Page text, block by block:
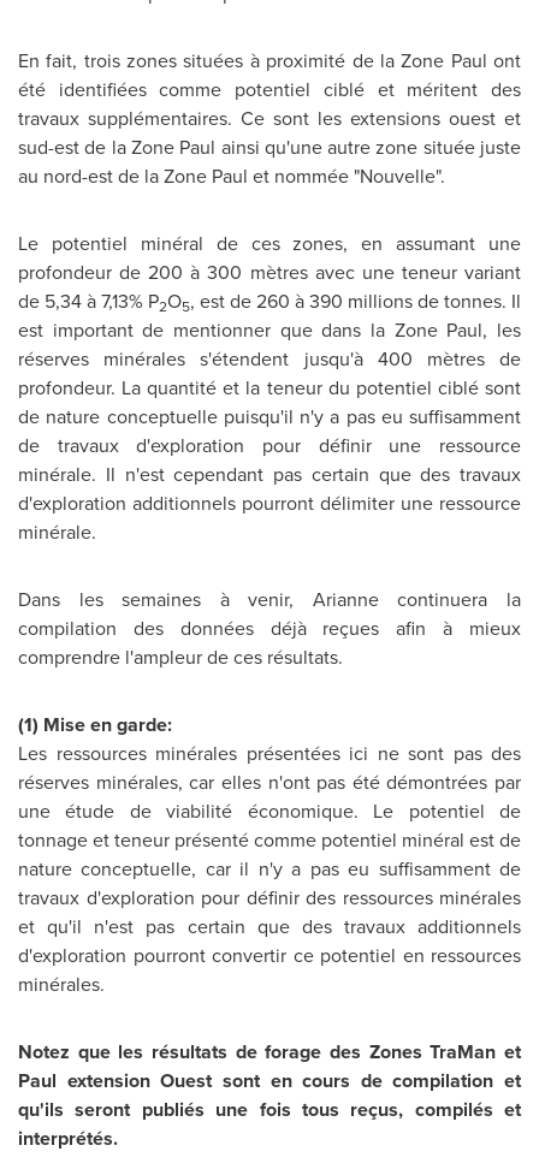
En fait, trois zones situées à proximité de la Zone Paul ont
été identifiées comme potentiel ciblé et méritent des
travaux supplémentaires. Ce sont les extensions ouest et
sud-est de la Zone Paul ainsi qu'une autre zone située juste
au nord-est de la Zone Paul et nommée "Nouvelle".
Le potentiel minéral de ces zones, en assumant une
profondeur de 200 à 300 mètres avec une teneurvariant
de 5,34 à 7,13% P2O5, est de 260 à 390 millions de tonnes. Il
est important de mentionner que dans la Zone Paul, les
réserves minérales s'étendent jusqu'à 400 mètres de
profondeur. La quantité et la teneurdu potentiel ciblé sont
de nature conceptuelle puisqu'il n'y a pas eu suffisamment
de travaux d'exploration pour définir une ressource
minérale. Il n'est cependant pas certain que des travaux
d'exploration additionnels pourront délimiter une ressource
minérale.
Dans les semaines à venir, Arianne continuera la
compilation des données déjà reçues afin à mieux
comprendre l'ampleur de ces résultats.
(1) Mise en garde:
Les ressources minérales présentées ici ne sont pas des
réserves minérales, car elles n'ont pas été démontrées par
une étude de viabilité économique. Le potentiel de
tonnage etteneur présenté comme potentiel minéral est de
nature conceptuelle, car il n'y a pas eu suffisamment de
travaux d'exploration pour définir des ressources minérales
et qu'il n'est pas certain que des travaux additionnels
d'exploration pourront convertir ce potentiel en ressources
minérales.
Notez que les résultats de forage des Zones TraMan et
Paul extension Ouest sont en cours de compilation et
qu'ils seront publiés une fois tous reçus, compilés et
interprétés.